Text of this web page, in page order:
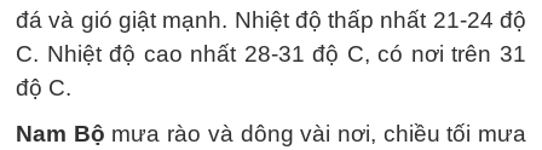
đá và gió giật mạnh. Nhiệt độ thấp nhất 21-24 độ
C. Nhiệt độ cao nhất 28-31 độ C, có nơi trên 31
độ C.
Nam Bộ mưa rào và dông vài nơi, chiều tối mưa